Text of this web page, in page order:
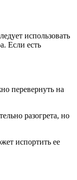
использовать
Если есть
перевернуть на
разогрета, но
испортить ее